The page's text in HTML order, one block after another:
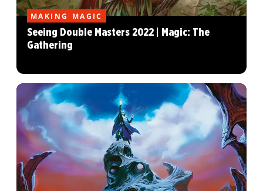
MAKING MAGIC
Seeing Double Masters 2022 | Magic: The
Gathering